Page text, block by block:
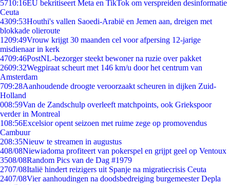
5710:16EU bekritiseert Meta en TikTok om verspreiden desinformatie
Ceuta
4309:53Houthi's vallen Saoedi-Arabië en Jemen aan, dreigen met
blokkade olieroute
1209:49Vrouw krijgt 30 maanden cel voor afpersing 12-jarige
misdienaar in kerk
4709:46PostNL-bezorger steekt bewoner na ruzie over pakket
2609:32Wegpiraat scheurt met 146 km/u door het centrum van
Amsterdam
709:28Aanhoudende droogte veroorzaakt scheuren in dijken Zuid-
Holland
008:59Van de Zandschulp overleeft matchpoints, ook Griekspoor
verder in Montreal
108:56Excelsior opent seizoen met ruime zege op promovendus
Cambuur
208:35Nieuw te streamen in augustus
408/08Niewiadoma profiteert van pokerspel en grijpt geel op Ventoux
3508/08Random Pics van de Dag #1979
2707/08Italië hindert reizigers uit Spanje na migratiecrisis Ceuta
2407/08Vier aanhoudingen na doodsbedreiging burgemeester Depla